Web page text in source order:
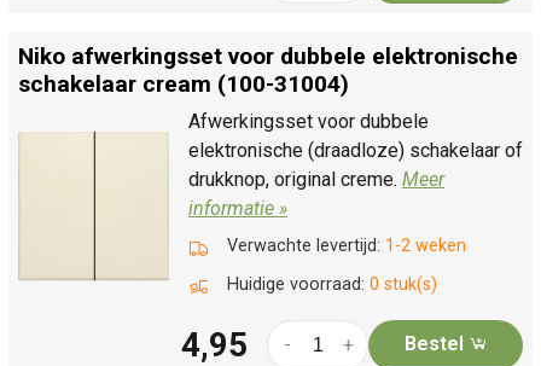
Niko afwerkingsset voor dubbele elektronische
schakelaar cream (100-31004)
Afwerkingsset voor dubbele
elektronische (draadloze) schakelaar of
drukknop, original creme. Meer
informatie »
Verwachte levertijd: 1-2 weken
Huidige voorraad: 0 stuk(s)
4,95 +
- Bestel